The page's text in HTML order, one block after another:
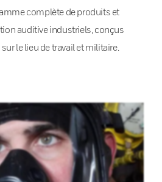
complète de produits et
auditive industriels, conçus
le lieu de travail et militaire.